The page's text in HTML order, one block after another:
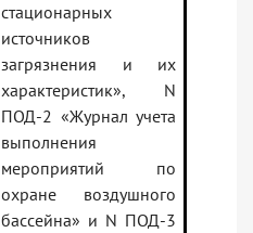
стационарных
источников
загрязнения и их
характеристик», N
ПОД-2 «Журнал учета
выполнения
мероприятий по
охране воздушного
бассейна» и N ПОД-3